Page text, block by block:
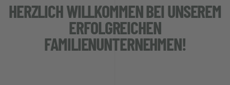
HERZLICH WILLKOMMEN BEI UNSEREM
ERFOLGREICHEN
FAMILIENUNTERNEHMEN!